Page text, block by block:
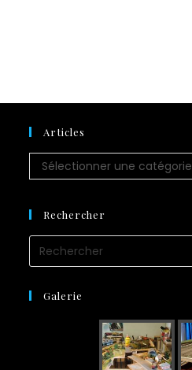
Articles
Sélectionner une catégorie
Rechercher
Galerie